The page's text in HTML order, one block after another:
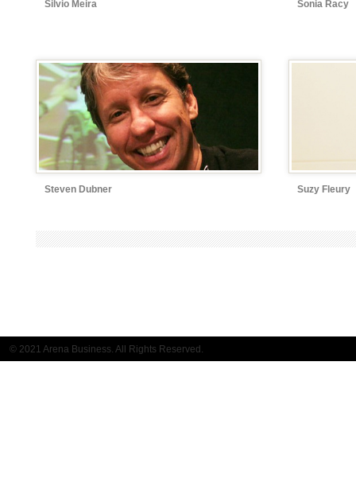
Silvio Meira Sonia Racy
Steven Dubner Suzy Fleury
© 2021 Arena Business. All Rights Reserved.